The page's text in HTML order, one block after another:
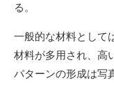
る。
一般的な材料として
材料が多用され、高
パターンの形成は写